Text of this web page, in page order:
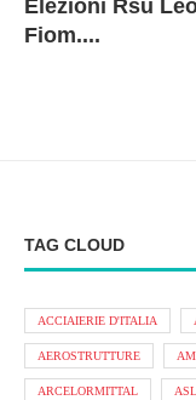
Elezioni Rsu
Fiom....
TAG CLOUD
ACCIAIERIE D'ITALIA
AEROSTRUTTURE
ARCELORMITTAL ASL